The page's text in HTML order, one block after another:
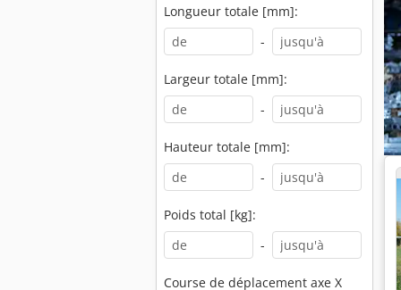
Longueur totale [mm]:
-
Largeur totale [mm]:
-
Hauteur totale [mm]:
-
Poids total [kg]:
-
Course de déplacement axe X